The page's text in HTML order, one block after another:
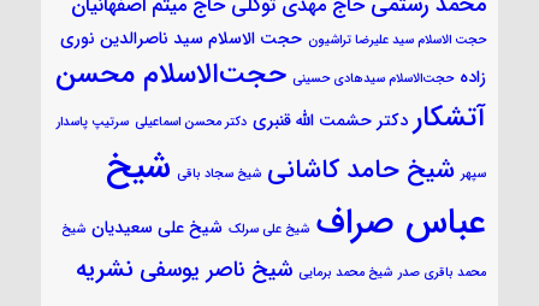
حاج مهدی توکلی حاج میثم اصفهانیان
حجت الاسلام سید علیرضا تراشیون حجت الاسلام سید ناصرالدین نوری
زاده حجت‌الاسلام سیدهادی حسینی حجت‌الاسلام محسن
آتشکار دکتر حشمت الله قنبری دکتر محسن اسماعیلی سرتیپ پاسدار
سپهر شیخ حامد کاشانی شیخ سجاد باقی شیخ
عباس صراف شیخ علی سرلک شیخ علی سعیدیان شیخ
محمد باقری صدر شیخ محمد برمایی شیخ ناصر یوسفی نشریه